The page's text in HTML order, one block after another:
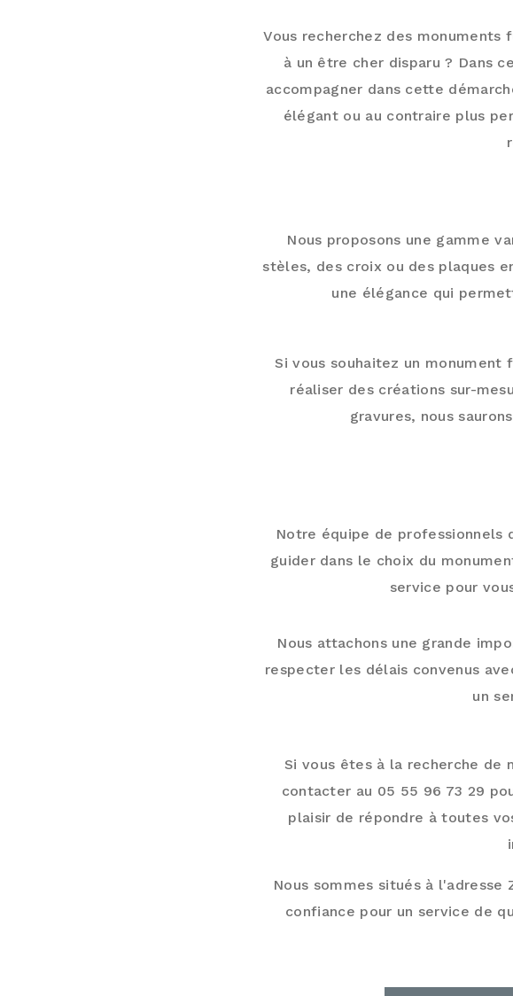
Vous recherchez des monuments
à un être cher disparu ? Dans
accompagner dans cette
élégant ou au contraire plus
Nous proposons une gamme
stèles, des croix ou des plaques
une élégance qui
Si vous souhaitez un monument
réaliser des créations sur-
gravures, nous
Notre équipe de
guider dans le choix du
service pour
Nous attachons une grande
respecter les délais convenus
un
Si vous êtes à la recherche de
contacter au 05 55 96 73 29
plaisir de répondre à toutes
Nous sommes situés à l'adresse
confiance pour un service de